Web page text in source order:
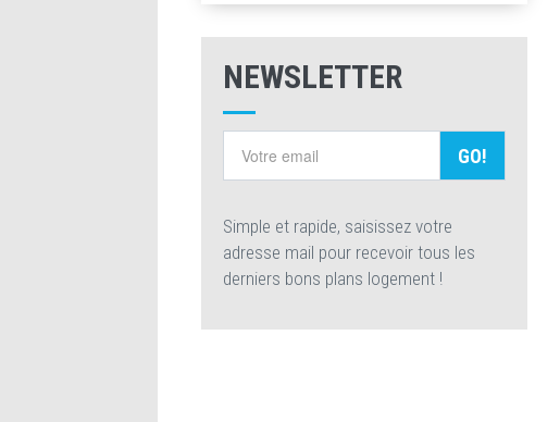
NEWSLETTER
GO!
Simple et rapide, saisissez votre
adresse mail pour recevoir tous les
derniers bons plans logement !